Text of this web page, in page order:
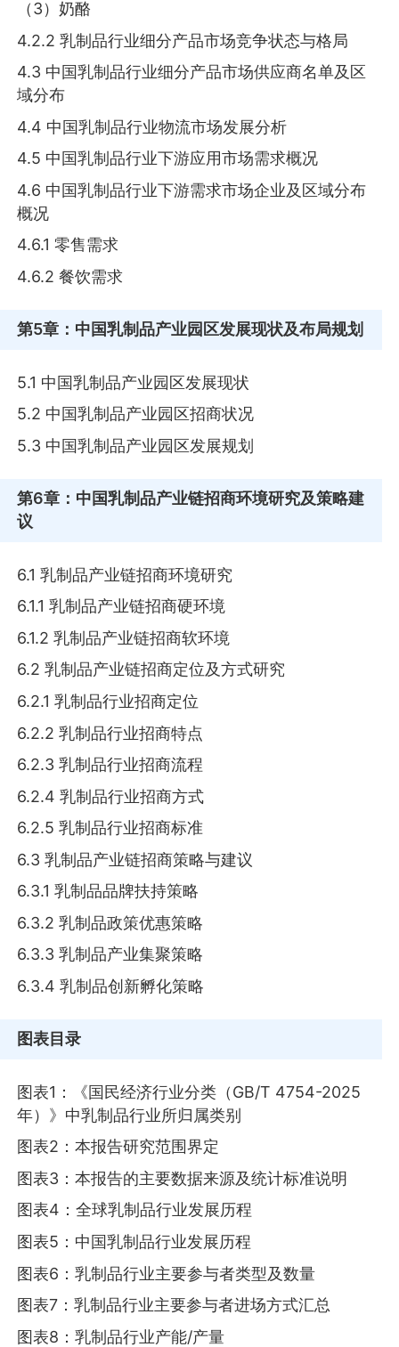
（3）奶酪
4.2.2 乳制品行业细分产品市场竞争状态与格局
4.3 中国乳制品行业细分产品市场供应商名单及区
域分布
4.4 中国乳制品行业物流市场发展分析
4.5 中国乳制品行业下游应用市场需求概况
4.6 中国乳制品行业下游需求市场企业及区域分布
概况
4.6.1 零售需求
4.6.2 餐饮需求
第5章 ：中国乳制品产业园区发展现状及布局规划
5.1 中国乳制品产业园区发展现状
5.2 中国乳制品产业园区招商状况
5.3 中国乳制品产业园区发展规划
第6章 ：中国乳制品产业链招商环境研究及策略建
议
6.1 乳制品产业链招商环境研究
6.1.1 乳制品产业链招商硬环境
6.1.2 乳制品产业链招商软环境
6.2 乳制品产业链招商定位及方式研究
6.2.1 乳制品行业招商定位
6.2.2 乳制品行业招商特点
6.2.3 乳制品行业招商流程
6.2.4 乳制品行业招商方式
6.2.5 乳制品行业招商标准
6.3 乳制品产业链招商策略与建议
6.3.1 乳制品品牌扶持策略
6.3.2 乳制品政策优惠策略
6.3.3 乳制品产业集聚策略
6.3.4 乳制品创新孵化策略
图表目录
图表1：《国民经济行业分类（GB/T 4754-2025
年）》中乳制品行业所归属类别
图表2：本报告研究范围界定
图表3：本报告的主要数据来源及统计标准说明
图表4：全球乳制品行业发展历程
图表5：中国乳制品行业发展历程
图表6：乳制品行业主要参与者类型及数量
图表7：乳制品行业主要参与者进场方式汇总
图表8：乳制品行业产能/产量